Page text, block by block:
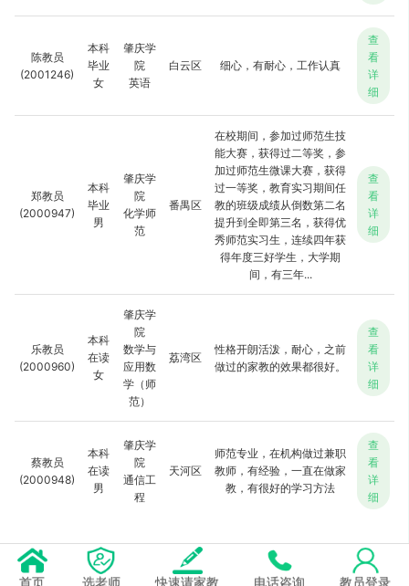
陈教员
(2001246)
本科
毕业
女
肇庆学
院
英语
白云区 细心，有耐心，工作认真
查
看
详
细
郑教员
(2000947)
本科
毕业
男
肇庆学
院
化学师
范
番禺区
在校期间，参加过师范生技
能大赛，获得过二等奖，参
加过师范生微课大赛，获得
过一等奖，教育实习期间任
教的班级成绩从倒数第二名
提升到全即第三名，获得优
秀师范实习生，连续四年获
得年度三好学生，大学期
间，有三年...
查
看
详
细
乐教员
(2000960)
本科
在读
女
肇庆学
院
数学与
应用数
学（师
范）
荔湾区
性格开朗活泼，耐心，之前
做过的家教的效果都很好。
查
看
详
细
蔡教员
(2000948)
本科
在读
男
肇庆学
院
通信工
程
天河区
师范专业，在机构做过兼职
教师，有经验，一直在做家
教，有很好的学习方法
查
看
详
细
首页 选老师 快速请家教 电话咨询 教员登录